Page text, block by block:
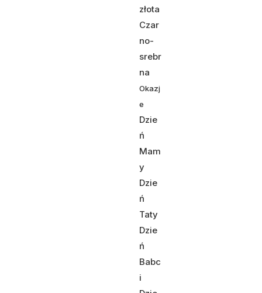
złota
Czar
no-
srebr
na
Okazj
e
Dzie
ń
Mam
y
Dzie
ń
Taty
Dzie
ń
Babc
i